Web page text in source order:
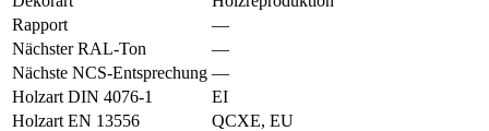
Rapport
—
Nächster RAL-Ton
—
Nächste NCS-Entsprechung —
Holzart DIN 4076-1
EI
Holzart EN 13556
QCXE, EU